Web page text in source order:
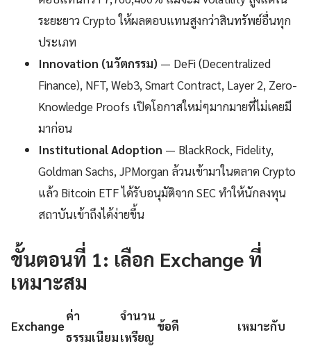
ระยะยาว Crypto ให้ผลตอบแทนสูงกว่าสินทรัพย์อื่นทุก
ประเภท
Innovation (นวัตกรรม) — DeFi (Decentralized
Finance), NFT, Web3, Smart Contract, Layer 2, Zero-
Knowledge Proofs เปิดโอกาสใหม่ๆมากมายที่ไม่เคยมี
มาก่อน
Institutional Adoption — BlackRock, Fidelity,
Goldman Sachs, JPMorgan ล้วนเข้ามาในตลาด Crypto
แล้ว Bitcoin ETF ได้รับอนุมัติจาก SEC ทำให้นักลงทุน
สถาบันเข้าถึงได้ง่ายขึ้น
ขั้นตอนที่ 1: เลือก Exchange ที่
เหมาะสม
Exchange
ค่า
ธรรมเนียม
จำนวน
เหรียญ
ข้อดี เหมาะกับ